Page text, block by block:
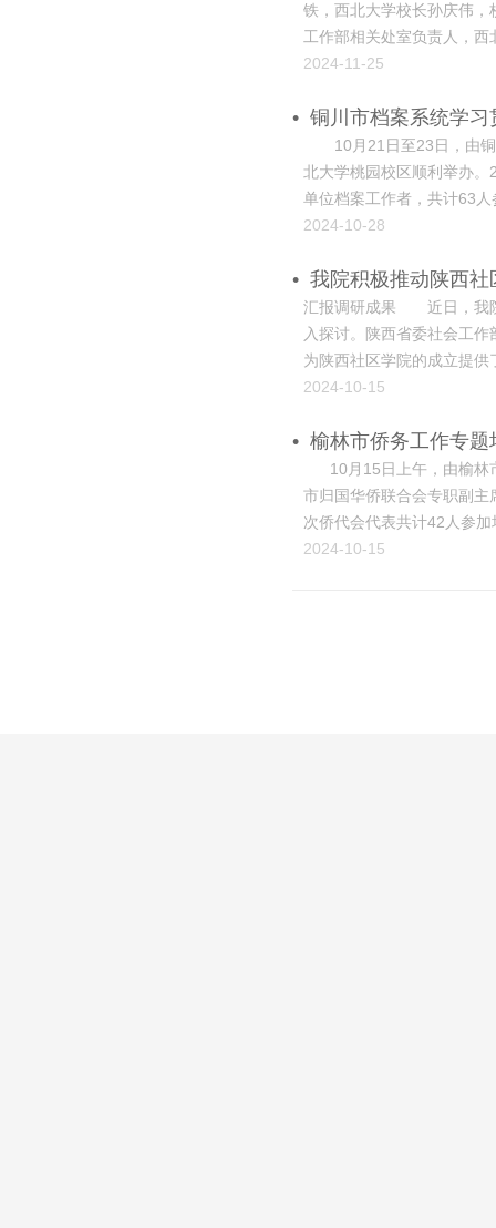
铁，西北大学校长孙庆伟，
工作部相关处室负责人，
副部长陈军主持。 揭牌仪
2024-11-25
• 铜川市档案系统学
10月21日至23日，由铜
北大学桃园校区顺利举办
单位档案工作者，共计63
发展历程中形成了“发扬民
2024-10-28
• 我院积极推动陕西社
汇报调研成果 近日，我院
入探讨。陕西省委社会工
为陕西社区学院的成立提
及其在提升社区治理水平
2024-10-15
• 榆林市侨务工作专
10月15日上午，由榆林
市归国华侨联合会专职副
次侨代会代表共计42人参
学院的基本情况。他指出
2024-10-15